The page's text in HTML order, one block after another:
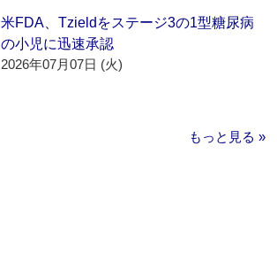
米FDA、Tzieldをステージ3の1型糖尿病
の小児に迅速承認
2026年07月07日 (火)
もっと見る »